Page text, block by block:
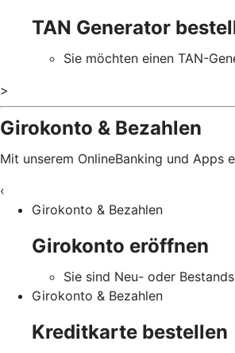
TAN Generator
Sie möchten einen TAN-
>
Girokonto & Bezahlen
Mit unserem OnlineBanking und Apps
‹
Girokonto & Bezahlen
Girokonto eröffnen
Sie sind Neu- oder
Girokonto & Bezahlen
Kreditkarte bestellen